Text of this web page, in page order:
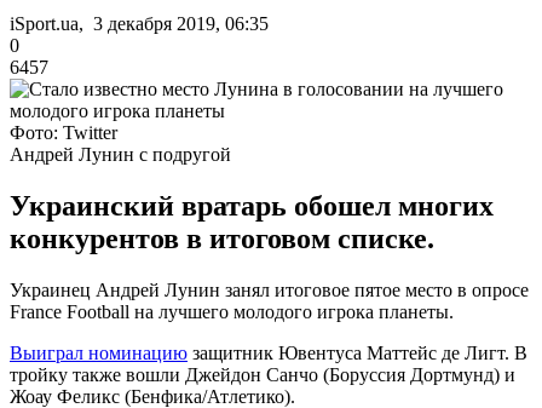
iSport.ua, 3 декабря 2019, 06:35
0
6457
Фото: Twitter
Андрей Лунин с подругой
Украинский вратарь обошел многих
конкурентов в итоговом списке.
Украинец Андрей Лунин занял итоговое пятое место в опросе
France Football на лучшего молодого игрока планеты.
Выиграл номинацию защитник Ювентуса Маттейс де Лигт. В
тройку также вошли Джейдон Санчо (Боруссия Дортмунд) и
Жоау Феликс (Бенфика/Атлетико).